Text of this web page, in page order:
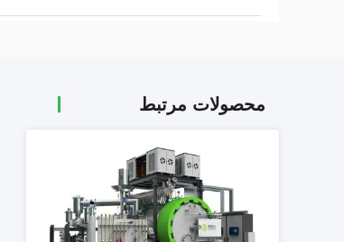
محصولات مرتبط